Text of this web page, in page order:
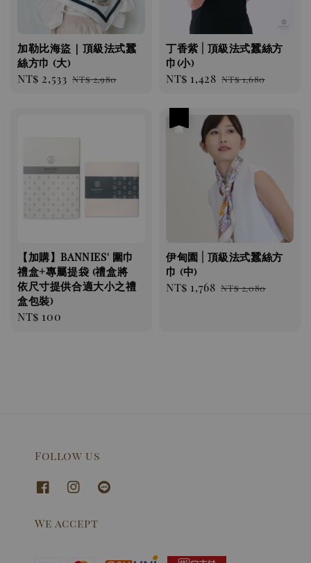
加勒比海盜｜頂級法式蠶
絲方巾 (大)
Sale
NT$ 2,533 Regular
NT$ 2,980
丁香紫 | 頂級法式蠶絲方
巾(小)
Sale
NT$ 1,428 Regular
NT$ 1,680
【加購】BANNIES' 圍巾
禮盒+專屬提袋 (禮盒將
依尺寸提供合適大小之禮
盒包裝)
Regular
NT$ 100
伊甸園 | 頂級法式蠶絲方
巾 (中)
Sale
NT$ 1,768 Regular
NT$ 2,080
Follow us
We accept